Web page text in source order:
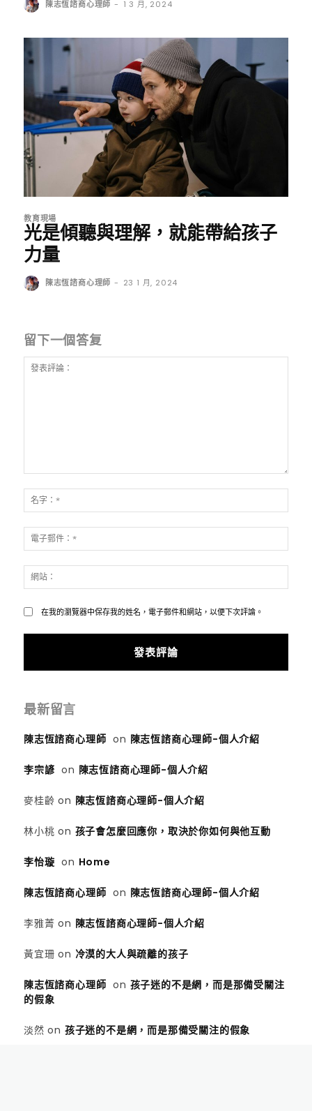
陳志恆諮商心理師 - 1 3 月, 2024
教育現場
光是傾聽與理解，就能帶給孩子
力量
陳志恆諮商心理師 - 23 1 月, 2024
留下一個答复
表
評
論：
字：
*
子
郵
*站：
在我的瀏覽器中保存我的姓名，電子郵件和網站，以便下次評論。
最新留言
陳志恆諮商心理師 on 陳志恆諮商心理師-個人介紹
李宗諺 on 陳志恆諮商心理師-個人介紹
麥桂齡 on 陳志恆諮商心理師-個人介紹
林小桃 on 孩子會怎麼回應你，取決於你如何與他互動
李怡璇 on Home
陳志恆諮商心理師 on 陳志恆諮商心理師-個人介紹
李雅菁 on 陳志恆諮商心理師-個人介紹
黃宜珊 on 冷漠的大人與疏離的孩子
陳志恆諮商心理師 on 孩子迷的不是網，而是那備受關注
的假象
淡然 on 孩子迷的不是網，而是那備受關注的假象